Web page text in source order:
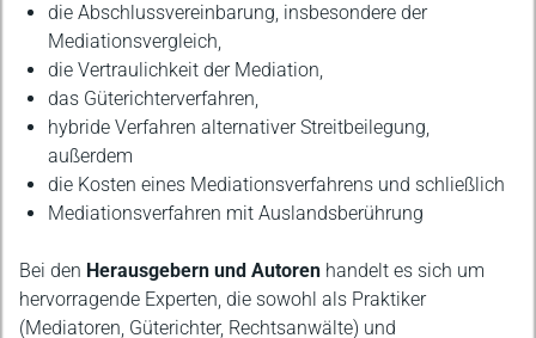
die Abschlussvereinbarung, insbesondere der
Mediationsvergleich,
die Vertraulichkeit der Mediation,
das Güterichterverfahren,
hybride Verfahren alternativer Streitbeilegung,
außerdem
die Kosten eines Mediationsverfahrens und schließlich
Mediationsverfahren mit Auslandsberührung
Bei den Herausgebern und Autoren handelt es sich um
hervorragende Experten, die sowohl als Praktiker
(Mediatoren, Güterichter, Rechtsanwälte) und